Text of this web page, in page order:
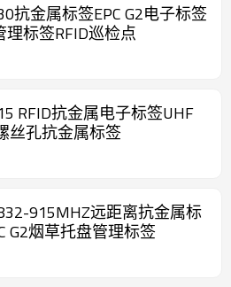
抗金属标签EPC G2电子标签
理标签RFID巡检点
RFID抗金属电子标签UHF
丝孔抗金属标签
915MHZ远距离抗金属标
G2烟草托盘管理标签